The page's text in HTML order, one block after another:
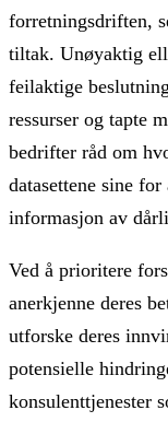
forretningsdriften,
tiltak. Unøyaktig
feilaktige
ressurser og tapte
bedrifter råd om
datasettene sine
informasjon av
Ved å prioritere
anerkjenne deres
utforske deres
potensielle
konsulenttjenester